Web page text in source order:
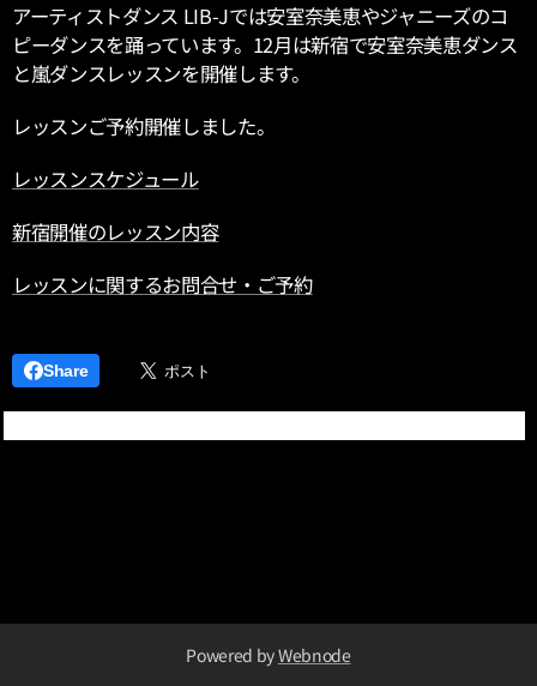
アーティストダンス LIB-Jでは安室奈美恵やジャニーズのコ
ピーダンスを踊っています。 12月は新宿で安室奈美恵ダンス
と嵐ダンスレッスンを開催します。
レッスンご予約開催しました。
レッスンスケジュール
新宿開催のレッスン内容
レッスンに関するお問合せ・ご予約
Share
Powered byWebnode